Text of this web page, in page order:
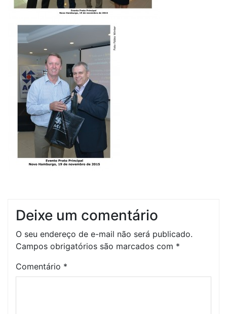
Deixe um comentário
O seu endereço de e-mail não será publicado.
Campos obrigatórios são marcados com *
Comentário *